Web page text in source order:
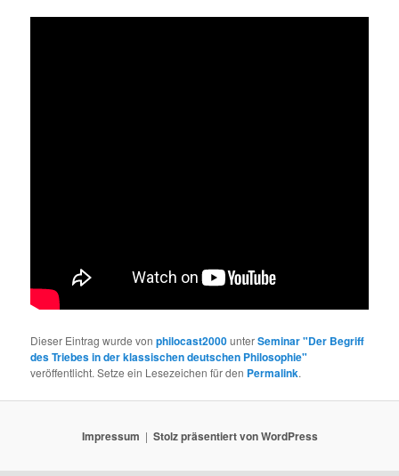
Dieser Eintrag wurde vonphilocast2000unterSeminar "Der Begriff
des Triebes in der klassischen deutschen Philosophie"
veröffentlicht. Setze ein Lesezeichen für den Permalink.
Impressum Stolz präsentiert von WordPress